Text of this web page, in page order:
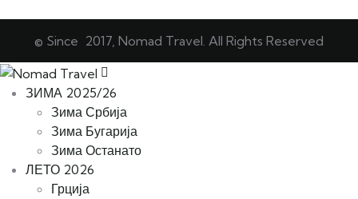
© Since 2017, Nomad Travel. All Rights Reserved
ЗИМА 2025/26
Зима Србија
Зима Бугарија
Зима Останато
ЛЕТО 2026
Грција